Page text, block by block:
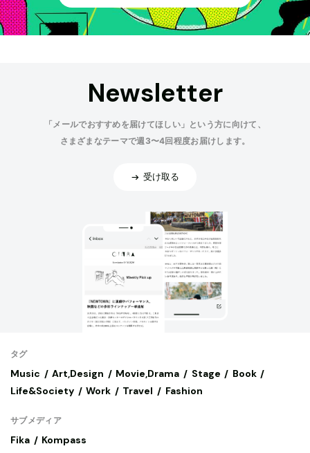
Newsletter
「メールでおすすめを届けてほしい」という方に向けて、
さまざまなテーマで週3〜4回程度お届けします。
受け取る
タグ
Music Art,Design Movie,Drama Stage
Book
Life&Society
Work Travel Fashion
サブメディア
Fika Kompass